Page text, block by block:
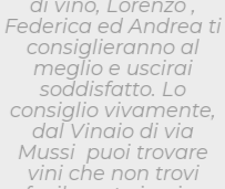
selezioni di vini sia
italiani che esteri, con
un occhio di riguardo
anche per distillati e
liquori di vario
genere. Il tutto a
prezzi assolutamente
concorrenziali."